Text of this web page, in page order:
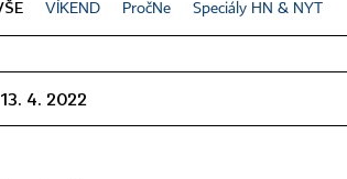
VÍKEND PročNe Speciály HN & NYT
13. 4. 2022